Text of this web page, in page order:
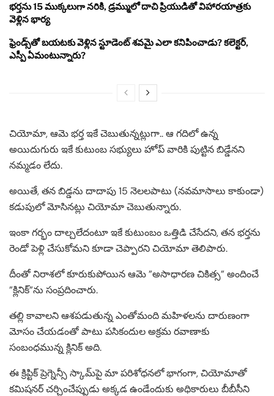
భర్తను 15 ముక్కలుగా నరికి, డ్రమ్ములో దాచి ప్రియుడితో విహారయాత్రకు
వెళ్లిన భార్య
ఫ్రెండ్స్‌తో బయటకు వెళ్లిన స్టూడెంట్ శవమై ఎలా కనిపించాడు? కలెక్టర్,
ఎస్పీ ఏమంటున్నారు?
చియోమా, ఆమె భర్త ఇకే చెబుతున్నట్లుగా.. ఆ గదిలో ఉన్న
అయిదుగురు ఇకే కుటుంబ సభ్యులు హోప్ వారికి పుట్టిన బిడ్డేనని
నమ్మడం లేదు.
అయితే, తన బిడ్డను దాదాపు 15 నెలలపాటు (నవమాసాలు కాకుండా)
కడుపులో మోసినట్లు చియోమా చెబుతున్నారు.
ఇంకా గర్భం దాల్చలేదంటూ ఇకే కుటుంబం ఒత్తిడి చేసేదని, తన భర్తను
రెండో పెళ్లి చేసుకోమని కూడా చెప్పారని చియోమా తెలిపారు.
దీంతో నిరాశలో కూరుకుపోయిన ఆమె ”అసాధారణ చికిత్స” అందించే
”క్లినిక్”ను సంప్రదించారు.
తల్లి కావాలని ఆశపడుతున్న ఎంతోమంది మహిళలను దారుణంగా
మోసం చేయడంతో పాటు పసికందుల అక్రమ రవాణాకు
సంబంధమున్న క్లినిక్ అది.
ఈ క్రిప్టిక్ ప్రెగ్నెన్సీ స్కామ్‌పై మా పరిశోధనలో భాగంగా, చియోమాతో
కమిషనర్ చర్చించేప్పుడు అక్కడ ఉండేందుకు అధికారులు బీబీసీని